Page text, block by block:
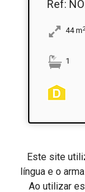
Este site
língua e o
Ao utilizar
Ref:
44m2
1